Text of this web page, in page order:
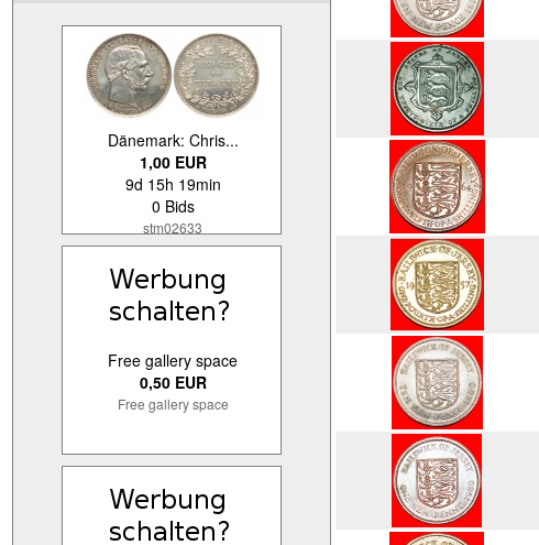
Dänemark: Chris...
1,00 EUR
9d 15h 19min
0 Bids
stm02633
Free gallery space
0,50 EUR
Free gallery space